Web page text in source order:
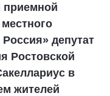
приемной
депутат
Ростовской
в
жителей